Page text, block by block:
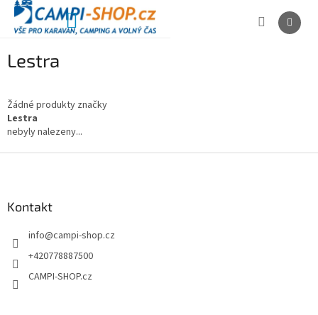
Přejít
obsah
NÁKUPNÍ
Lestra
Žádné produkty značky
Lestra
nebyly nalezeny...
Kontakt
info@campi-shop.cz
+420778887500
CAMPI-SHOP.cz